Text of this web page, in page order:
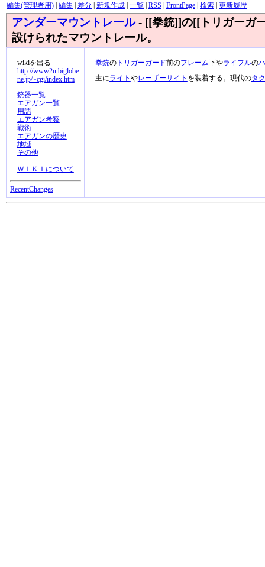
編集(管理者用)| 編集| 差分| 新規作成| 一覧| RSS FrontPage| 検索| 更新履歴
アンダーマウントレール- [[拳銃]]の[[トリガーガ
設けられたマウントレール。
wikiを出る
http://www2u.biglobe.
ne.jp/~cgi/index.htm
銃器一覧
エアガン一覧
用語
エアガン考察
戦術
エアガンの歴史
地域
その他
ＷＩＫＩについて
RecentChanges
拳銃のトリガーガード前のフレーム下やライフルの
主にライト やレーザーサイト を装着する。現代のタ